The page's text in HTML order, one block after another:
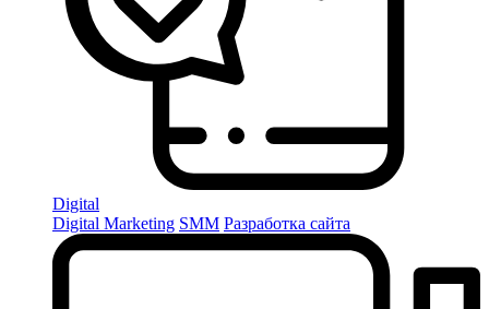
Digital
Digital Marketing SMM Разработка сайта